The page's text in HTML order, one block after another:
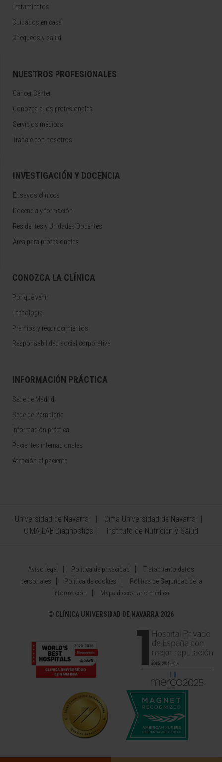
Tratamientos
Cuidados en casa
Chequeos y salud
NUESTROS PROFESIONALES
Cancer Center
Conozca a los profesionales
Servicios médicos
Trabaje con nosotros
INVESTIGACIÓN Y DOCENCIA
Ensayos clínicos
Docencia y formación
Residentes y Unidades Docentes
Área para profesionales
CONOZCA LA CLÍNICA
Por qué venir
Tecnología
Premios y reconocimientos
Responsabilidad social corporativa
INFORMACIÓN PRÁCTICA
Sede de Madrid
Sede de Pamplona
Información práctica
Pacientes internacionales
Atención al paciente
Universidad de Navarra
Cima Universidad de Navarra
CIMA LAB Diagnostics
Instituto de Nutrición y Salud
Aviso legal Política de privacidad
Tratamiento datos
personales
Política de cookies
Política de Seguridad de la
Información
Mapa diccionario médico
© CLÍNICA UNIVERSIDAD DE NAVARRA 2026